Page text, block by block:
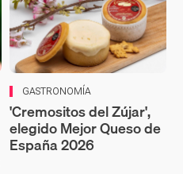
GASTRONOMÍA
'Cremositos del Zújar',
elegido Mejor Queso de
España 2026